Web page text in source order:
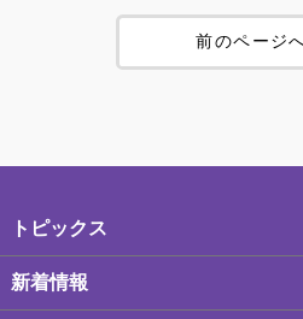
前のページ
トピックス
新着情報